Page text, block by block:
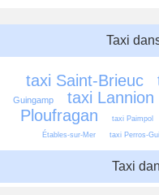
Taxi
taxi Saint-Brieuc
Guingamp
taxi Lannion
Ploufragan
taxi Paimpol
Étables-sur-Mer
taxi Perros-
Taxi